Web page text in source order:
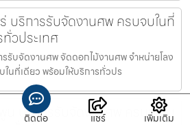
บริการรับจัดงานศพ ครบจบในที่
วประเทศ
รับจัดงานศพ จัดดอกไม้งานศพ จำหน่ายโลง
นที่เดียว พร้อมให้บริการทั่วปร
น บริการรับจัดงานศพ ครบจบใน
ติดต่อ แชร์ เพิ่มเติม